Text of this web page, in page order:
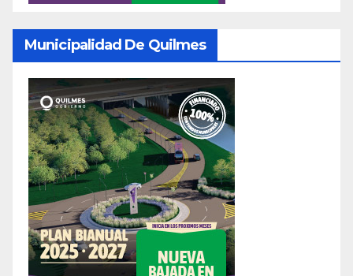
Municipalidad De Quilmes